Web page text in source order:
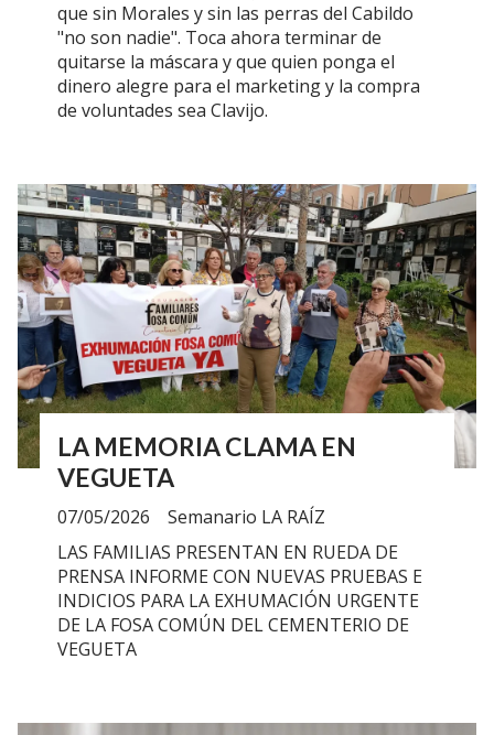
que sin Morales y sin las perras del Cabildo
"no son nadie". Toca ahora terminar de
quitarse la máscara y que quien ponga el
dinero alegre para el marketing y la compra
de voluntades sea Clavijo.
LA MEMORIA CLAMA EN
VEGUETA
Semanario LA RAÍZ
07/05/2026
LAS FAMILIAS PRESENTAN EN RUEDA DE
PRENSA INFORME CON NUEVAS PRUEBAS E
INDICIOS PARA LA EXHUMACIÓN URGENTE
DE LA FOSA COMÚN DEL CEMENTERIO DE
VEGUETA